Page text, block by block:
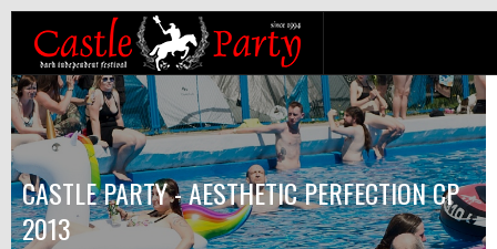
CASTLE PARTY - AESTHETIC PERFECTION CP
2013